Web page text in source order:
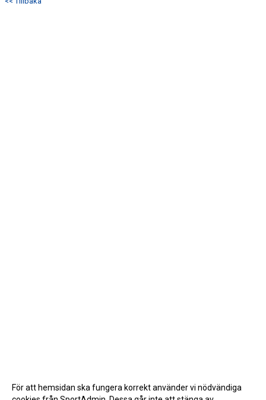
För att hemsidan ska fungera korrekt använder vi nödvändiga